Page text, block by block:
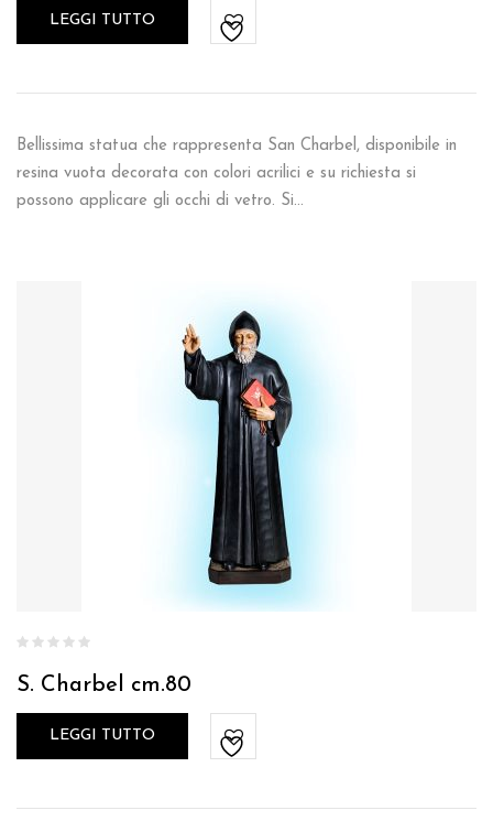
LEGGI TUTTO
Bellissima statua che rappresenta San Charbel, disponibile in
resina vuota decorata con colori acrilici e su richiesta si
possono applicare gli occhi di vetro. Si…
S. Charbel cm.80
LEGGI TUTTO